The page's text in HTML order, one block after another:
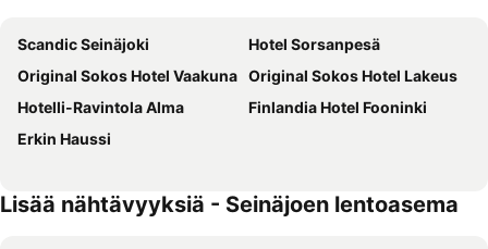
Scandic Seinäjoki
Hotel Sorsanpesä
Original Sokos Hotel Vaakuna Original Sokos Hotel Lakeus
Hotelli-Ravintola Alma
Finlandia Hotel Fooninki
Erkin Haussi
Lisää nähtävyyksiä - Seinäjoen lentoasema